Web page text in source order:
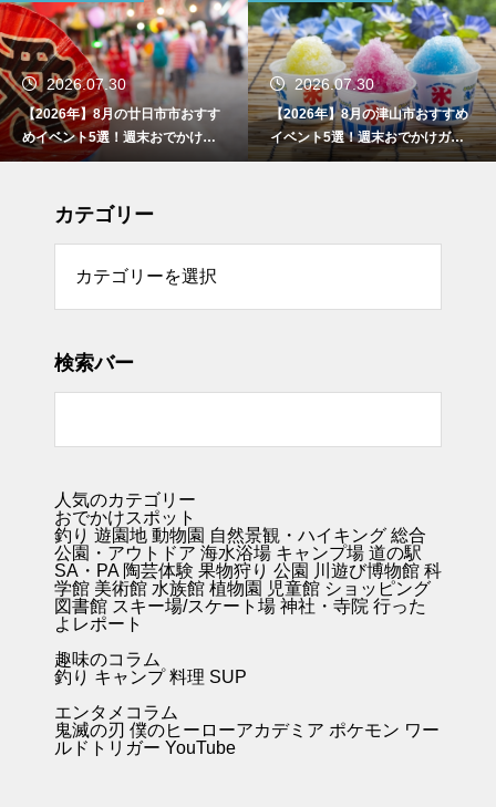
2026.07.30
【2026年】8月の津山市おすすめ
イベント5選！週末おでかけガイ
ド
2026.07.30
【2026年】8月の東広島市おすす
めイベント5選！週末おでかけガ
イド
カテゴリー
検索バー
人気のカテゴリー
おでかけスポット
釣り 遊園地 動物園 自然景観・ハイキング 総合
公園・アウトドア 海水浴場 キャンプ場 道の駅
SA・PA 陶芸体験 果物狩り 公園 川遊び博物館 科
学館 美術館 水族館 植物園 児童館 ショッピング
図書館 スキー場/スケート場 神社・寺院 行った
よレポート
趣味のコラム
釣り キャンプ料理 SUP
エンタメコラム
鬼滅の刃 僕のヒーローアカデミア ポケモン ワー
ルドトリガー YouTube